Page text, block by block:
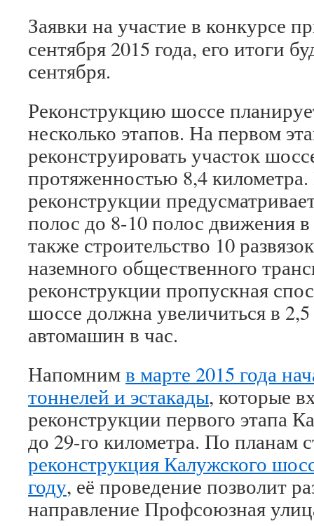
Заявки на участие в конкурсе
сентября 2015 года, его итоги
сентября.
Реконструкцию шоссе
несколько этапов. На первом
реконструировать участок
протяженностью 8,4
реконструкции
полос до 8-10 полос движения
также строительство 10
наземного общественного
реконструкции пропускная
шоссе должна увеличиться в
автомашин в час.
Напомнимв марте 2015 года
тоннелей и эстакады, которые
реконструкции первого этапа
до 29-го километра. По планам
реконструкция Калужского
году, её проведение позволит
направление Профсоюзная